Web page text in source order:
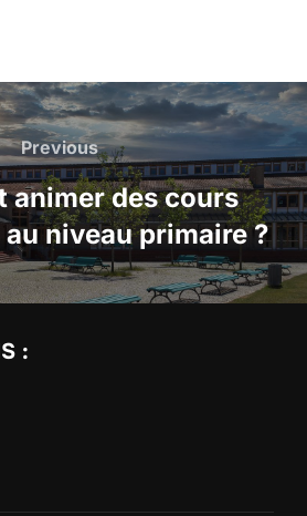
Previous
Previous
animer des cours
niveau primaire ?
: